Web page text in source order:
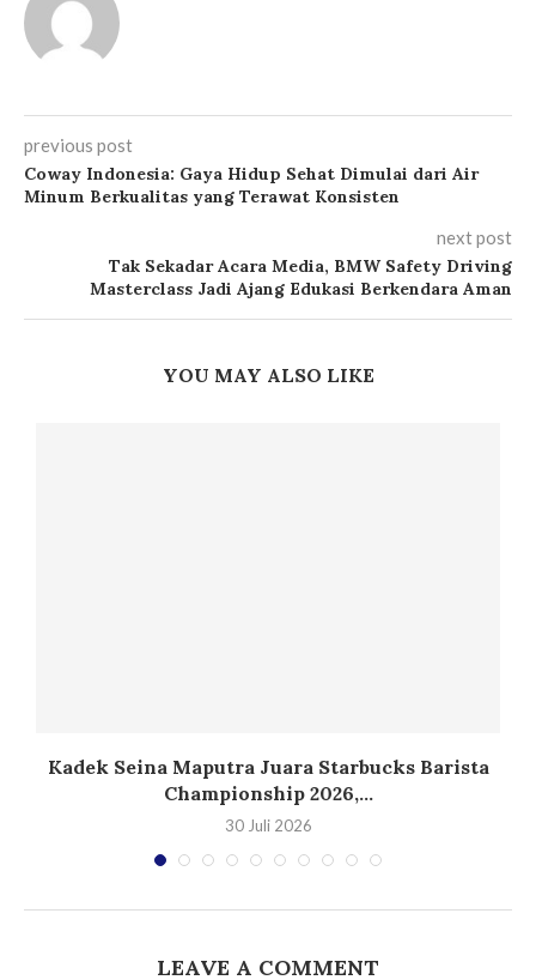
previous post
Coway Indonesia: Gaya Hidup Sehat Dimulai dari Air
Minum Berkualitas yang Terawat Konsisten
next post
Tak Sekadar Acara Media, BMW Safety Driving
Masterclass Jadi Ajang Edukasi Berkendara Aman
YOU MAY ALSO LIKE
Kadek Seina Maputra Juara Starbucks Barista
Championship 2026,...
30 Juli 2026
LEAVE A COMMENT